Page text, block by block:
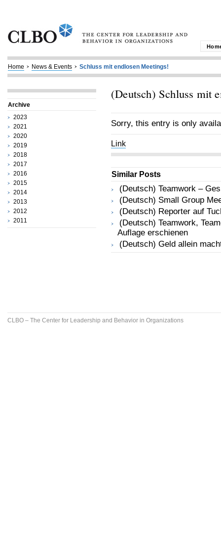
Home News & Events Schluss mit endlosen Meetings!
Archive
2023
2021
2020
2019
2018
2017
2016
2015
2014
2013
2012
2011
(Deutsch) Schluss mit
Sorry, this entry is only
Link
Similar Posts
(Deutsch) Teamwork –
(Deutsch) Small Group
(Deutsch) Reporter auf
(Deutsch) Teamwork,
Auflage erschienen
(Deutsch) Geld allein
CLBO – The Center for Leadership and Behavior in Organizations